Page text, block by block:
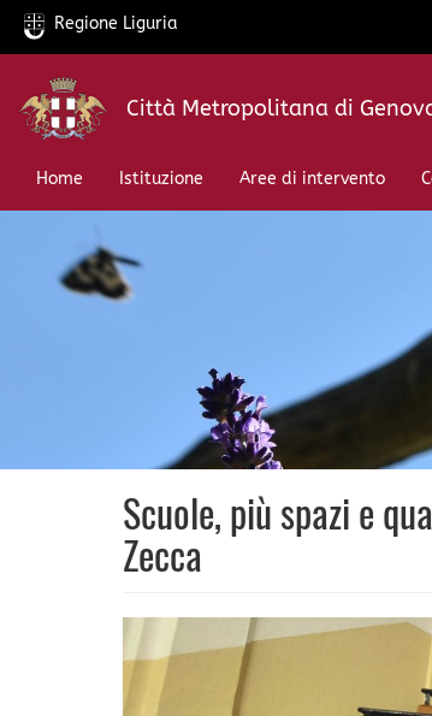
Salta
contenuto
Regione Liguria
Città Metropolitana di
Home
Istituzione Aree di intervento
Scuole, più spazi e
Zecca